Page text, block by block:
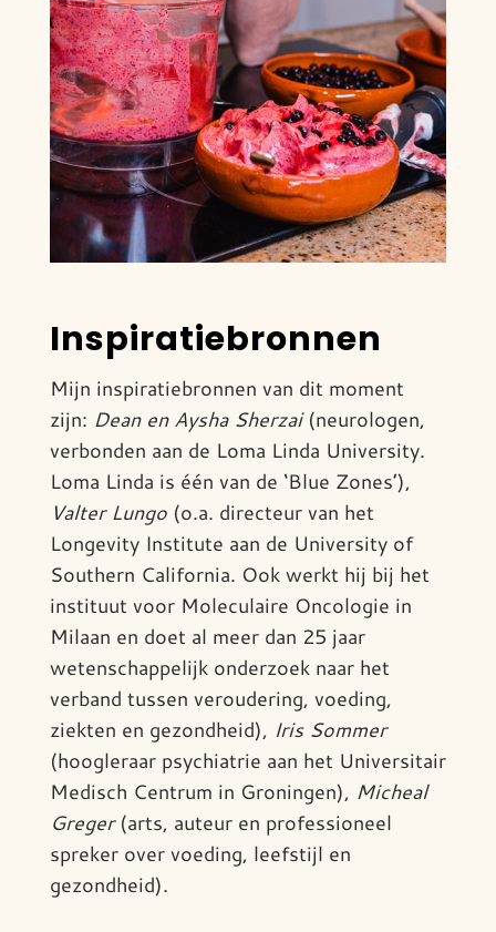
Inspiratiebronnen
Mijn inspiratiebronnen van dit moment
zijn: Dean en Aysha Sherzai(neurologen,
verbonden aan de Loma Linda University.
Loma Linda is één van de ‘Blue Zones’),
Valter Lungo(o.a. directeur van het
Longevity Institute aan de University of
Southern California. Ook werkt hij bij het
instituut voor Moleculaire Oncologie in
Milaan en doet al meer dan 25 jaar
wetenschappelijk onderzoek naar het
verband tussen veroudering, voeding,
ziekten en gezondheid), Iris Sommer
(hoogleraar psychiatrie aan het Universitair
Medisch Centrum in Groningen), Micheal
Greger(arts, auteur en professioneel
spreker over voeding, leefstijl en
gezondheid).